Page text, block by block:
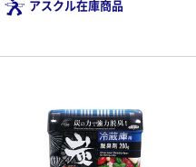
アスクル在庫商品